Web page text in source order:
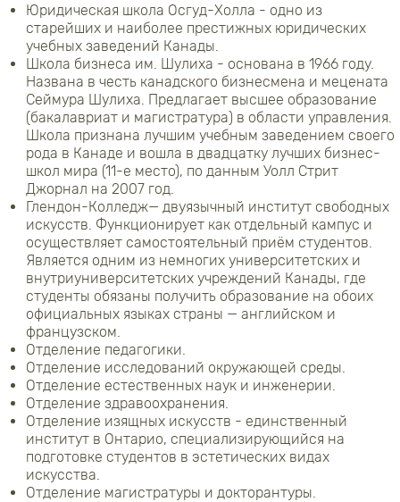
Юридическая школа Осгуд-Холла - одно из
старейших и наиболее престижных юридических
учебных заведений Канады.
Школа бизнеса им. Шулиха - основана в 1966 году.
Названа в честь канадского бизнесмена и мецената
Сеймура Шулиха. Предлагает высшее образование
(бакалавриат и магистратура) в области управления.
Школа признана лучшим учебным заведением своего
рода в Канаде и вошла в двадцатку лучших бизнес-
школ мира (11-е место), по данным Уолл Стрит
Джорнал на 2007 год.
Глендон-Колледж— двуязычный институт свободных
искусств. Функционирует как отдельный кампус и
осуществляет самостоятельный приём студентов.
Является одним из немногих университетских и
внутриуниверситетских учреждений Канады, где
студенты обязаны получить образование на обоих
официальных языках страны — английском и
французском.
Отделение педагогики.
Отделение исследований окружающей среды.
Отделение естественных наук и инженерии.
Отделение здравоохранения.
Отделение изящных искусств - единственный
институт в Онтарио, специализирующийся на
подготовке студентов в эстетических видах
искусства.
Отделение магистратуры и докторантуры.